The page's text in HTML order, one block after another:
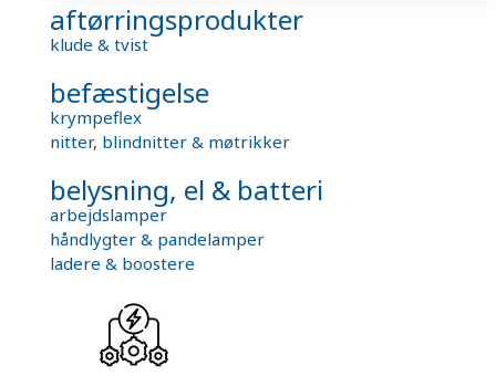
aftørringsprodukter
klude & tvist
befæstigelse
krympeflex
nitter, blindnitter & møtrikker
belysning, el & batteri
arbejdslamper
håndlygter & pandelamper
ladere & boostere